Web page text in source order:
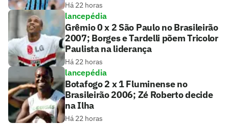
Há 22 horas
lancepédia
Grêmio 0 x 2 São Paulo no Brasileirão
2007; Borges e Tardelli põem Tricolor
Paulista na liderança
Há 22 horas
lancepédia
Botafogo 2 x 1 Fluminense no
Brasileirão 2006; Zé Roberto decide
na Ilha
Há 22 horas